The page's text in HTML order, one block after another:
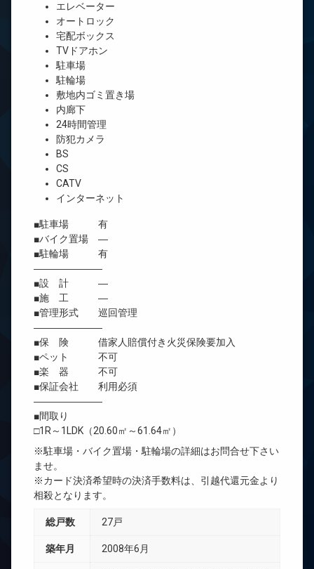
エレベーター
オートロック
宅配ボックス
TVドアホン
駐車場
駐輪場
敷地内ゴミ置き場
内廊下
24時間管理
防犯カメラ
BS
CS
CATV
インターネット
■駐車場 有
■バイク置場 ―
■駐輪場 有
―――――――
■設 計 ―
■施 工 ―
■管理形式 巡回管理
―――――――
■保 険 借家人賠償付き火災保険要加入
■ペット 不可
■楽 器 不可
■保証会社 利用必須
―――――――
■間取り
□1R～1LDK（20.60㎡～61.64㎡）
※駐車場・バイク置場・駐輪場の詳細はお問合せ下さい
ませ。
※カード決済希望時の決済手数料は、引越代還元金より
相殺となります。
総戸数 27戸
築年月 2008年6月